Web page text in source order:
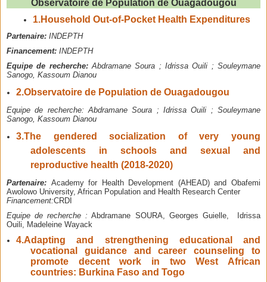
Observatoire de Population de Ouagadougou
1.Household Out-of-Pocket Health Expenditures
Partenaire: INDEPTH
Financement: INDEPTH
Equipe de recherche:Abdramane Soura ; Idrissa Ouili ; Souleymane
Sanogo, Kassoum Dianou
2.Observatoire de Population de Ouagadougou
Equipe de recherche: Abdramane Soura ; Idrissa Ouili ; Souleymane
Sanogo, Kassoum Dianou
3.The gendered socialization of very young
adolescents in schools and sexual and
reproductive health (2018-2020)
Partenaire: Academy for Health Development (AHEAD) and Obafemi
Awolowo University, African Population and Health Research Center
Financement:CRDI
Equipe de recherche : Abdramane SOURA, Georges Guielle, Idrissa
Ouili, Madeleine Wayack
4.Adapting and strengthening educational and
vocational guidance and career counseling to
promote decent work in two West African
countries: Burkina Faso and Togo